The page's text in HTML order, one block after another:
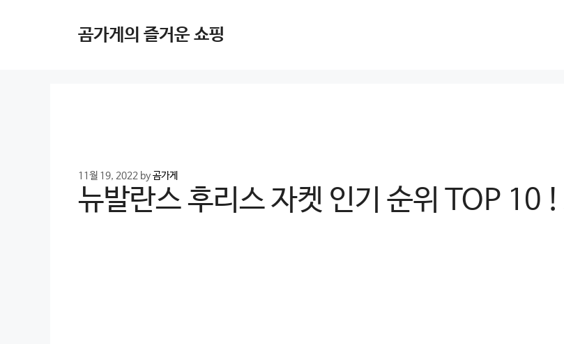
곰가게의 즐거운 쇼핑
11월 19, 2022 by곰가게
뉴발란스 후리스 자켓 인기 순위 TOP 10